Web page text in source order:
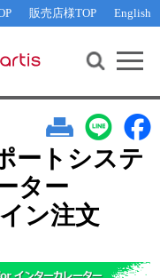
販売店様TOP English
WEB会員登録
ートシステ
ター
ン注文